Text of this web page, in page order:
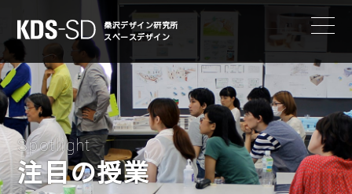
KDS-SD
桑沢デザイン研究所
スペースデザイン
Spotlight
注目の授業